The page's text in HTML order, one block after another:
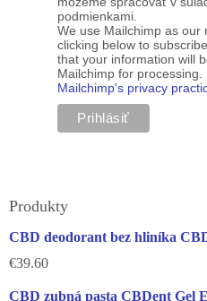
podmienkami.
We use Mailchimp as our
clicking below to
that your information will
Mailchimp for processing.
Mailchimp's privacy
Produkty
CBD deodorant bez hliníka
€39.60
CBD zubná pasta CBDent Gel